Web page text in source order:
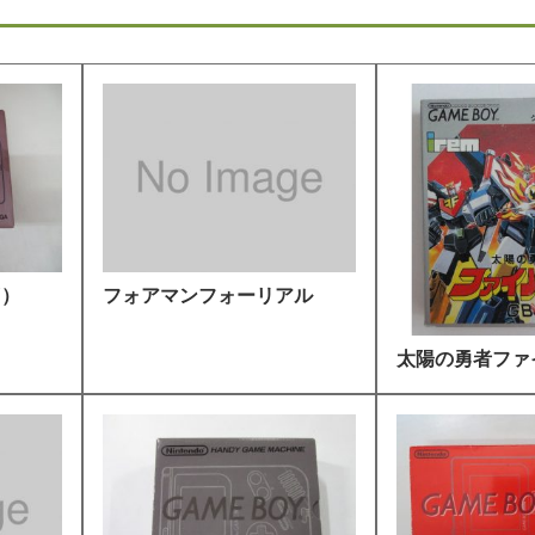
フォアマンフォーリアル
太陽の勇者フ